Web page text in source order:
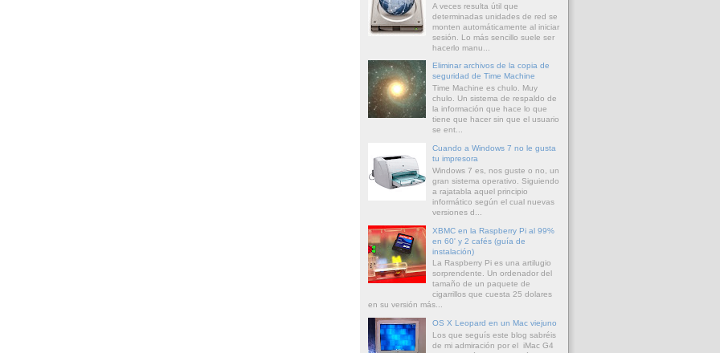
A veces resulta útil que
determinadas unidades de red se
monten automáticamente al iniciar
sesión. Lo más sencillo suele ser
hacerlo manu...
Eliminar archivos de la copia de
seguridad de Time Machine
Time Machine es chulo. Muy
chulo. Un sistema de respaldo de
la información que hace lo que
tiene que hacer sin que el usuario
se ent...
Cuando a Windows 7 no le gusta
tu impresora
Windows 7 es, nos guste o no, un
gran sistema operativo. Siguiendo
a rajatabla aquel principio
informático según el cual nuevas
versiones d...
XBMC en la Raspberry Pi al 99%
en 60' y 2 cafés (guía de
instalación)
La Raspberry Pi es una artilugio
sorprendente. Un ordenador del
tamaño de un paquete de
cigarrillos que cuesta 25 dolares
en su versión más...
OS X Leopard en un Mac viejuno
Los que seguís este blog sabréis
de mi admiración por el iMac G4